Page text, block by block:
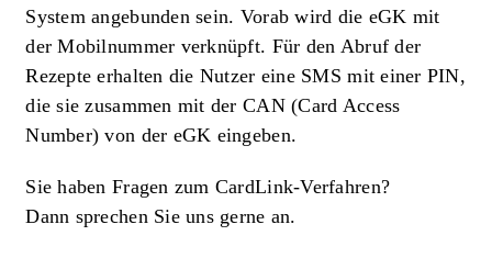
System angebunden sein. Vorab wird die eGK mit
der Mobilnummer verknüpft. Für den Abruf der
Rezepte erhalten die Nutzer eine SMS mit einer PIN,
die sie zusammen mit der CAN (Card Access
Number) von der eGK eingeben.
Sie haben Fragen zum CardLink-Verfahren?
Dann sprechen Sie uns gerne an.